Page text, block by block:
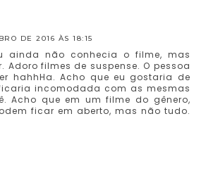
DE 2016 ÀS 18:15
ainda não conhecia o filme, mas
Adoro filmes de suspense. O pessoa
hahhHa. Acho que eu gostaria de
incomodada com as mesmas
Acho que em um filme do gênero,
ficar em aberto, mas não tudo.